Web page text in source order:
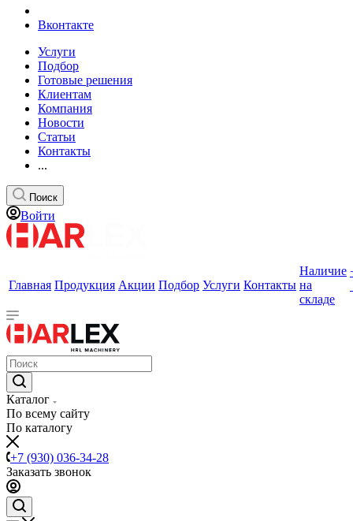
Вконтакте
Услуги
Подбор
Готовые решения
Клиентам
Компания
Новости
Статьи
Контакты
...
Поиск
Войти
Главная Продукция Акции Подбор Услуги Контакты
Наличие
на
складе
Каталог
По всему сайту
По каталогу
+7 (930) 036-34-28
Заказать звонок